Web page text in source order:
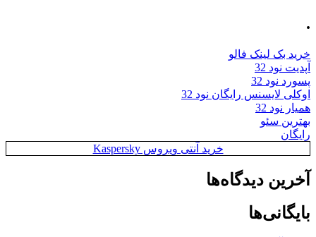
.
خرید بک لینک فالو
آپدیت نود 32
پسورد نود 32
اوکلی لایسنس رایگان نود 32
همیار نود 32
بهترین سئو
رایگان
خرید آنتی ویروس Kaspersky
آخرین دیدگاه‌ها
بایگانی‌ها